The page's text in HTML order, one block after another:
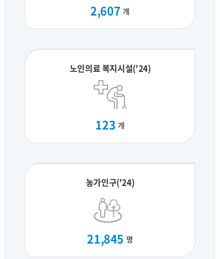
2,607 개
노인의료 복지시설('24)
123 개
농가인구('24)
21,845 명